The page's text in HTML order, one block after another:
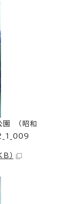
園 （昭和
）